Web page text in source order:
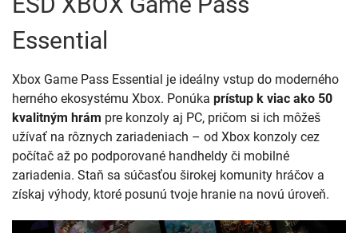
Essential
Xbox Game Pass Essential je ideálny vstup do moderného
herného ekosystému Xbox. Ponúka prístup k viac ako 50
kvalitným hrám pre konzoly aj PC, pričom si ich môžeš
užívať na rôznych zariadeniach – od Xbox konzoly cez
počítač až po podporované handheldy či mobilné
zariadenia. Staň sa súčasťou širokej komunity hráčov a
získaj výhody, ktoré posunú tvoje hranie na novú úroveň.